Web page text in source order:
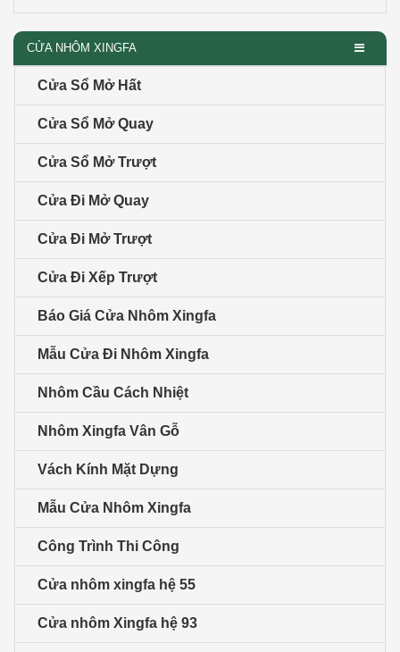
CỬA NHÔM XINGFA
Cửa Sổ Mở Hất
Cửa Sổ Mở Quay
Cửa Sổ Mở Trượt
Cửa Đi Mở Quay
Cửa Đi Mở Trượt
Cửa Đi Xếp Trượt
Báo Giá Cửa Nhôm Xingfa
Mẫu Cửa Đi Nhôm Xingfa
Nhôm Cầu Cách Nhiệt
Nhôm Xingfa Vân Gỗ
Vách Kính Mặt Dựng
Mẫu Cửa Nhôm Xingfa
Công Trình Thi Công
Cửa nhôm xingfa hệ 55
Cửa nhôm Xingfa hệ 93